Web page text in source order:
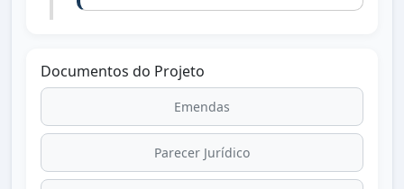
Documentos do Projeto
Emendas
Parecer Jurídico